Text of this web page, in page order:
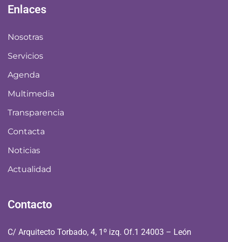
Enlaces
Nosotras
Servicios
Agenda
Multimedia
Transparencia
Contacta
Noticias
Actualidad
Contacto
C/ Arquitecto Torbado, 4, 1º izq. Of.1 24003 – León